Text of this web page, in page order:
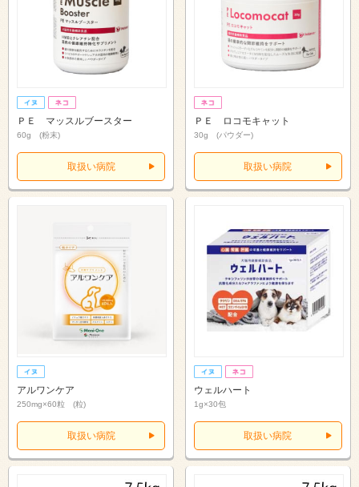
ＰＥ マッスルブースター
60g (粉末)
取扱い病院
ＰＥ ロコモキャット
30g (パウダー)
取扱い病院
アルワンケア
250mg×60粒 (粒)
取扱い病院
ウェルハート
1g×30包
取扱い病院